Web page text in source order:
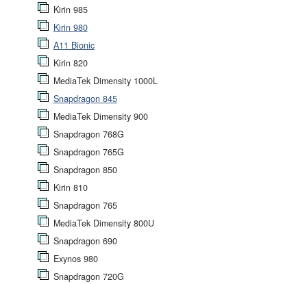
Kirin 985
Kirin 980
A11 Bionic
Kirin 820
MediaTek Dimensity 1000L
Snapdragon 845
MediaTek Dimensity 900
Snapdragon 768G
Snapdragon 765G
Snapdragon 850
Kirin 810
Snapdragon 765
MediaTek Dimensity 800U
Snapdragon 690
Exynos 980
Snapdragon 720G